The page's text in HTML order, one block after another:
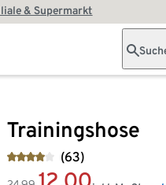
& Supermarkt
Trainingshose
(63)